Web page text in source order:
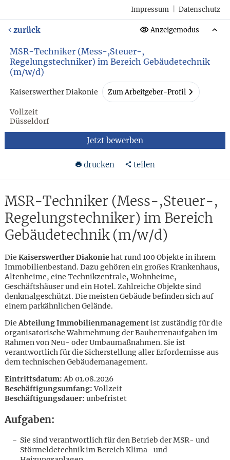
Impressum Datenschutz
zurück Anzeigemodus
MSR-Techniker (Mess-,Steuer-,
Regelungstechniker) im Bereich Gebäudetechnik
(m/w/d)
Kaiserswerther Diakonie Zum Arbeitgeber-Profil
Vollzeit
Düsseldorf
Jetzt bewerben
drucken teilen
MSR-Techniker (Mess-,Steuer-,
Regelungstechniker) im Bereich
Gebäudetechnik (m/w/d)
Die Kaiserswerther Diakoniehat rund 100 Objekte in ihrem
Immobilienbestand. Dazu gehören ein großes Krankenhaus,
Altenheime, eine Technikzentrale, Wohnheime,
Geschäftshäuser und ein Hotel. Zahlreiche Objekte sind
denkmalgeschützt. Die meisten Gebäude befinden sich auf
einem parkähnlichen Gelände.
DieAbteilung Immobilienmanagementist zuständig für die
organisatorische Wahrnehmung der Bauherrenaufgaben im
Rahmen von Neu- oder Umbaumaßnahmen. Sie ist
verantwortlich für die Sicherstellung aller Erfordernisse aus
dem technischen Gebäudemanagement.
Eintrittsdatum:Ab 01.08.2026
Beschäftigungsumfang:Vollzeit
Beschäftigungsdauer: unbefristet
Aufgaben:
Sie sind verantwortlich für den Betrieb der MSR- und
Störmeldetechnik im Bereich Klima- und